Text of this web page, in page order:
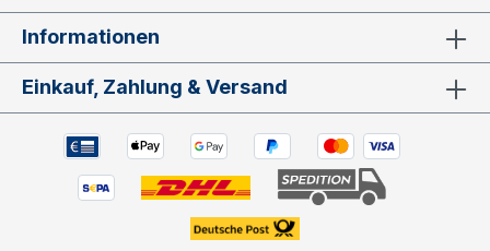
Informationen
Einkauf, Zahlung & Versand